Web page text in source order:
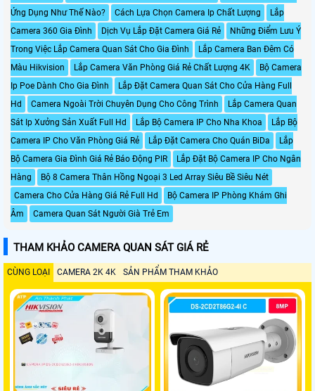
Ứng Dụng Như Thế Nào?
Cách Lựa Chọn Camera Ip Chất Lượng
Lắp
Camera 360 Gia Đình
Dịch Vụ Lắp Đặt Camera Giá Rẻ
Những Điểm Lưu Ý
Trong Việc Lắp Camera Quan Sát Cho Gia Đình
Lắp Camera Ban Đêm Có
Màu Hikvision
Lắp Camera Văn Phòng Giá Rẻ Chất Lượng 4K
Bộ Camera
Ip Poe Dành Cho Gia Đình
Lắp Đặt Camera Quan Sát Cho Cửa Hàng Full
Hd
Camera Ngoài Trời Chuyên Dụng Cho Công Trình
Lắp Camera Quan
Sát Ip Xưởng Sản Xuất Full Hd
Lắp Bộ Camera IP Cho Nha Khoa
Lắp Bộ
Camera IP Cho Văn Phòng Giá Rẻ
Lắp Đặt Camera Cho Quán BiDa
Lắp
Bộ Camera Gia Đình Giá Rẻ Báo Động PIR
Lắp Đặt Bộ Camera IP Cho Ngân
Hàng
Bộ 8 Camera Thân Hồng Ngoại 3 Led Array Siêu Bề Siêu Nét
Camera Cho Cửa Hàng Giá Rẻ Full Hd
Bộ Camera IP Phòng Khám Ghi
Âm
Camera Quan Sát Người Già Trẻ Em
THAM KHẢO CAMERA QUAN SÁT GIÁ RẺ
CÙNG LOẠI CAMERA 2K 4K SẢN PHẨM THAM KHẢO